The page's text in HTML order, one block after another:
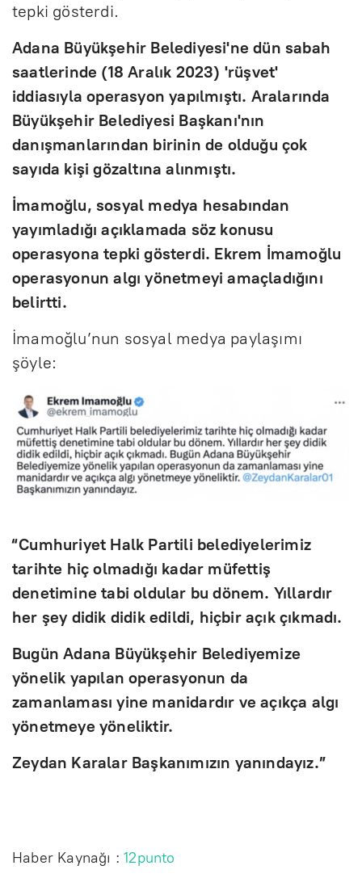
tepki gösterdi.
Adana Büyükşehir Belediyesi'ne dün sabah
saatlerinde (18 Aralık 2023) 'rüşvet'
iddiasıyla operasyon yapılmıştı. Aralarında
Büyükşehir Belediyesi Başkanı'nın
danışmanlarından birinin de olduğu çok
sayıda kişi gözaltına alınmıştı.
İmamoğlu, sosyal medya hesabından
yayımladığı açıklamada söz konusu
operasyona tepki gösterdi. Ekrem İmamoğlu
operasyonun algı yönetmeyi amaçladığını
belirtti.
İmamoğlu’nun sosyal medya paylaşımı
şöyle:
“Cumhuriyet Halk Partili belediyelerimiz
tarihte hiç olmadığı kadar müfettiş
denetimine tabi oldular bu dönem. Yıllardır
her şey didik didik edildi, hiçbir açık çıkmadı.
Bugün Adana Büyükşehir Belediyemize
yönelik yapılan operasyonun da
zamanlaması yine manidardır ve açıkça algı
yönetmeye yöneliktir.
Zeydan Karalar Başkanımızın yanındayız.”
Haber Kaynağı :12punto